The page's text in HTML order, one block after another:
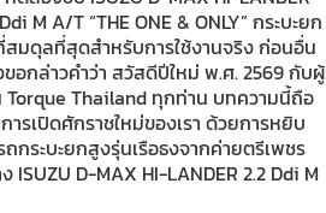
M A/T “THE ONE & ONLY” กระบะยก
มดุลที่สุดสำหรับการใช้งานจริง ก่อนอื่น
อกล่าวคำว่า สวัสดีปีใหม่ พ.ศ. 2569 กับผู้
Torque Thailand ทุกท่าน บทความนี้ถือ
ารเปิดศักราชใหม่ของเรา ด้วยการหยิบ
ถกระบะยกสูงรุ่นเรือธงจากค่ายตรีเพชร
ISUZU D-MAX HI-LANDER 2.2 Ddi M